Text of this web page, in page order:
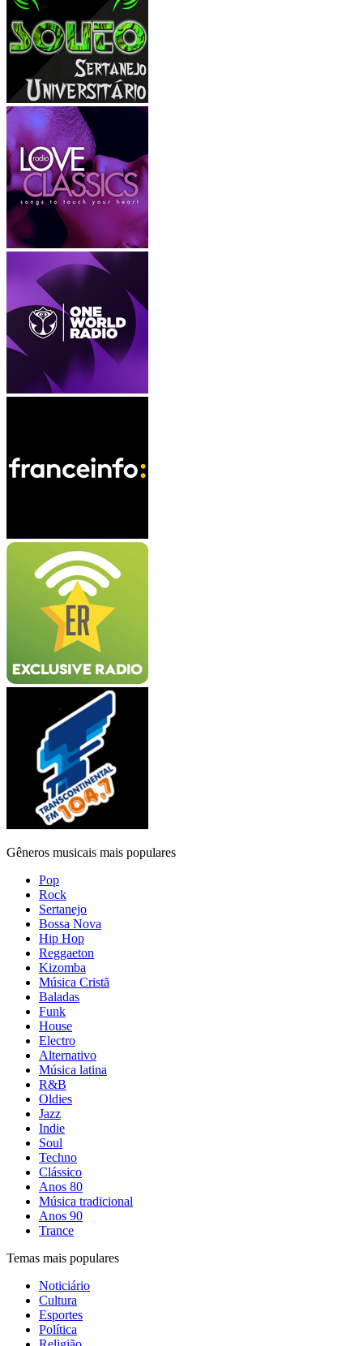
Gêneros musicais mais populares
Pop
Rock
Sertanejo
Bossa Nova
Hip Hop
Reggaeton
Kizomba
Música Cristã
Baladas
Funk
House
Electro
Alternativo
Música latina
R&B
Oldies
Jazz
Indie
Soul
Techno
Clássico
Anos 80
Música tradicional
Anos 90
Trance
Temas mais populares
Noticiário
Cultura
Esportes
Política